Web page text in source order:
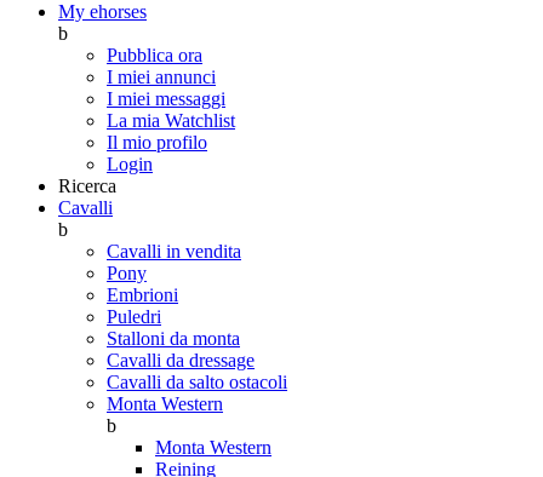
My ehorses
b
Pubblica ora
I miei annunci
I miei messaggi
La mia Watchlist
Il mio profilo
Login
Ricerca
Cavalli
b
Cavalli in vendita
Pony
Embrioni
Puledri
Stalloni da monta
Cavalli da dressage
Cavalli da salto ostacoli
Monta Western
b
Monta Western
Reining